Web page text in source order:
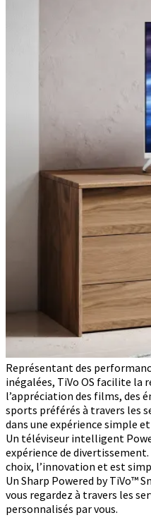
Représentant des
inégalées, TiVo OS facilite la
l’appréciation des films, des
sports préférés à travers les
dans une expérience simple
Un téléviseur intelligent
expérience de
choix, l’innovation et est
Un Sharp Powered by TiVo™
vous regardez à travers les
personnalisés par vous.